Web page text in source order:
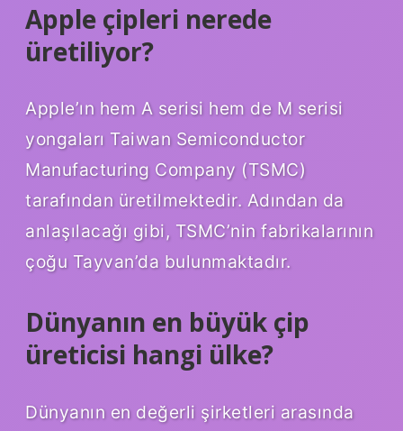
Apple çipleri nerede
üretiliyor?
Apple’ın hem A serisi hem de M serisi
yongaları Taiwan Semiconductor
Manufacturing Company (TSMC)
tarafından üretilmektedir. Adından da
anlaşılacağı gibi, TSMC’nin fabrikalarının
çoğu Tayvan’da bulunmaktadır.
Dünyanın en büyük çip
üreticisi hangi ülke?
Dünyanın en değerli şirketleri arasında